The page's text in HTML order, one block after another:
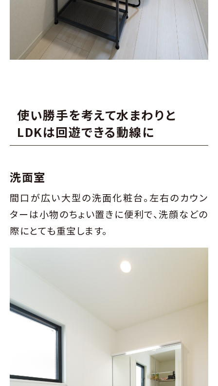
使い勝手を考えて水まわりと
LDKは回遊できる動線に
洗面室
間口が広い大型の洗面化粧台。左右のカウン
ターは小物のちょい置きに便利で、洗顔などの
際にとても重宝します。